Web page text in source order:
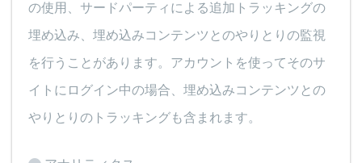
の使用、サードパーティによる追加トラッキングの
埋め込み、埋め込みコンテンツとのやりとりの監視
を行うことがあります。アカウントを使ってそのサ
イトにログイン中の場合、埋め込みコンテンツとの
やりとりのトラッキングも含まれます。